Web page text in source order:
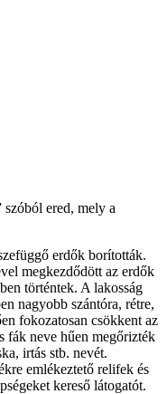
szóból ered, mely a
erdők borították.
megkezdődött az erdők
történtek. A lakosság
nagyobb szántóra, rétre,
fokozatosan csökkent az
fák neve hűen megőrizték
irtás stb. nevét.
emlékeztető relifek és
kereső látogatót.